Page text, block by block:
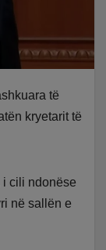
të
kryetarit të
i cili ndonëse
në sallën e